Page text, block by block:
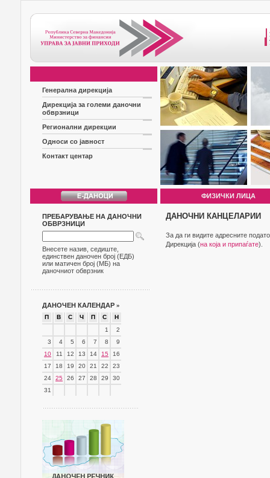
Генерална дирекција
Дирекција за големи даночни
обврзници
Регионални дирекции
Односи со јавност
Контакт центар
ФИЗИЧКИ ЛИЦА
ПРЕБАРУВАЊЕ НА ДАНОЧНИ
ОБВРЗНИЦИ
Внесете назив, седиште,
единствен даночен број (ЕДБ)
или матичен број (МБ) на
даночниот обврзник
ДАНОЧЕН КАЛЕНДАР »
П В С Ч П С
Н
1
2
3
4 5 6 7 8
9
10
11 12 13 14 15
16
17
18 19 20 21 22
23
24
25 26 27 28 29
30
31
ДАНОЧНИ КАНЦЕЛАРИИ
За да ги видите адресните
Дирекција (на која и припаѓате).